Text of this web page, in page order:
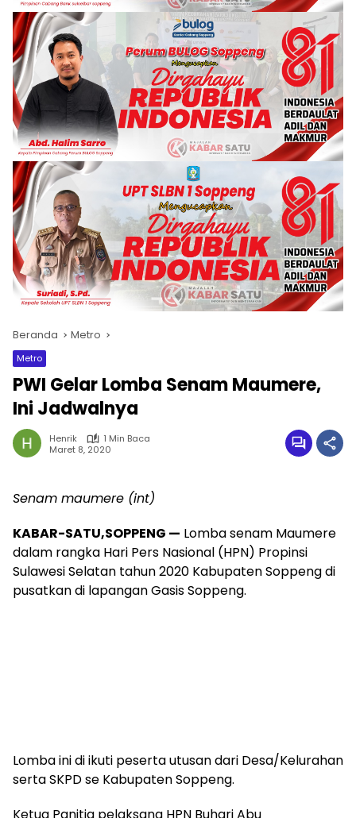
Beranda Metro
Metro
PWI Gelar Lomba Senam Maumere,
Ini Jadwalnya
Henrik
1 Min Baca
Maret 8, 2020
Senam maumere (int)
KABAR-SATU,SOPPENG — Lomba senam Maumere
dalam rangka Hari Pers Nasional (HPN) Propinsi
Sulawesi Selatan tahun 2020 Kabupaten Soppeng di
pusatkan di lapangan Gasis Soppeng.
Lomba ini di ikuti peserta utusan dari Desa/Kelurahan
serta SKPD se Kabupaten Soppeng.